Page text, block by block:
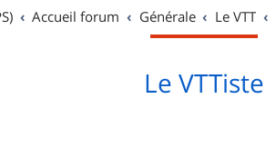
Accueil forum Générale Le VTT
Le VTTiste